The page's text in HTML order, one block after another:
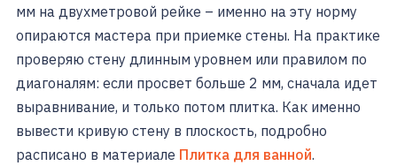
мм на двухметровой рейке – именно на эту норму
опираются мастера при приемке стены. На практике
проверяю стену длинным уровнем или правилом по
диагоналям: если просвет больше 2 мм, сначала идет
выравнивание, и только потом плитка. Как именно
вывести кривую стену в плоскость, подробно
расписано в материале Плитка для ванной.